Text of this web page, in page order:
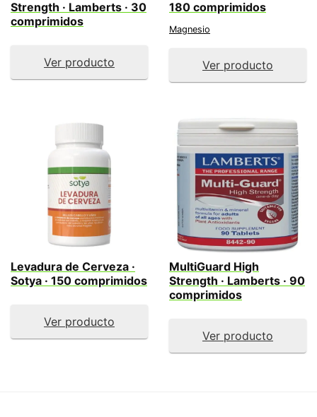
Strength · Lamberts · 30
comprimidos
Ver producto
180 comprimidos
Magnesio
Ver producto
Levadura de Cerveza ·
Sotya · 150 comprimidos
Ver producto
MultiGuard High
Strength · Lamberts · 90
comprimidos
Ver producto